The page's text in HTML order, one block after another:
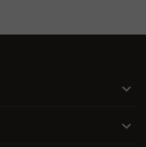
ます。一方で、デメリ
が可能なモデルもあ
用した高品質なデザ
。